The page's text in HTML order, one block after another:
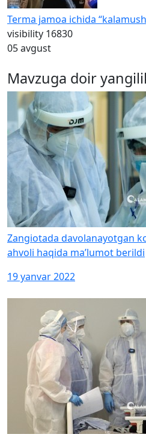
Terma jamoa ichida
visibility 16830
05 avgust
Mavzuga doir
Zangiotada davolanayotgan
ahvoli haqida ma’lumot berildi
19 yanvar 2022